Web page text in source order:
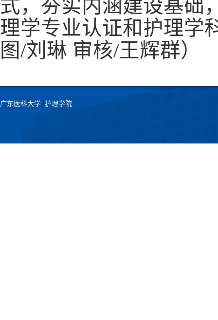
式，夯实内涵建设基础
理学专业认证和护理学
图/刘琳 审核/王辉群）
广东医科大学 护理学院